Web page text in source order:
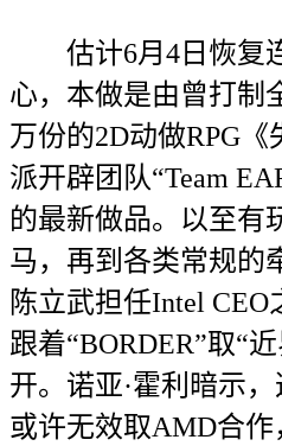
估计6月4日恢复
心，本做是由曾打制
万份的2D动做RPG
派开辟团队“Team
的最新做品。以至有
马，再到各类常规的
陈立武担任Intel
跟着“BORDER”取“
开。诺亚·霍利暗示
或许无效取AMD合